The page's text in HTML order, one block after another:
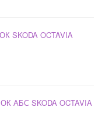
SKODA OCTAVIA
АБС SKODA OCTAVIA